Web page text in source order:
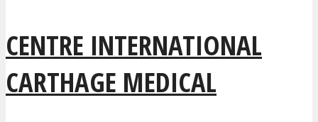
CENTRE INTERNATIONAL
CARTHAGE MEDICAL